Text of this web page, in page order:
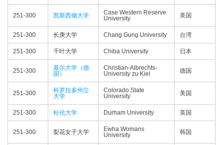
251-300 凯斯西储大学
Case Western Reserve
University
美国
251-300 长庚大学 Chang Gung University 台湾
251-300 千叶大学 Chiba University 日本
251-300
基尔大学（德
国）
Christian-Albrechts-
University zu Kiel
德国
251-300
科罗拉多州立
大学
Colorado State
University
美国
251-300 杜伦大学 Durham University 英国
251-300 梨花女子大学
Ewha Womans
University
韩国